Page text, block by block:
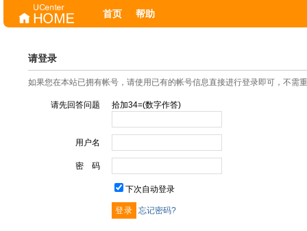
首页 帮助
请登录
如果您在本站已拥有帐号，请使用已有的帐号信息直接进行登录即可，不需
请先回答问题 拾加34=(数字作答)
用户名
密 码
下次自动登录
忘记密码?